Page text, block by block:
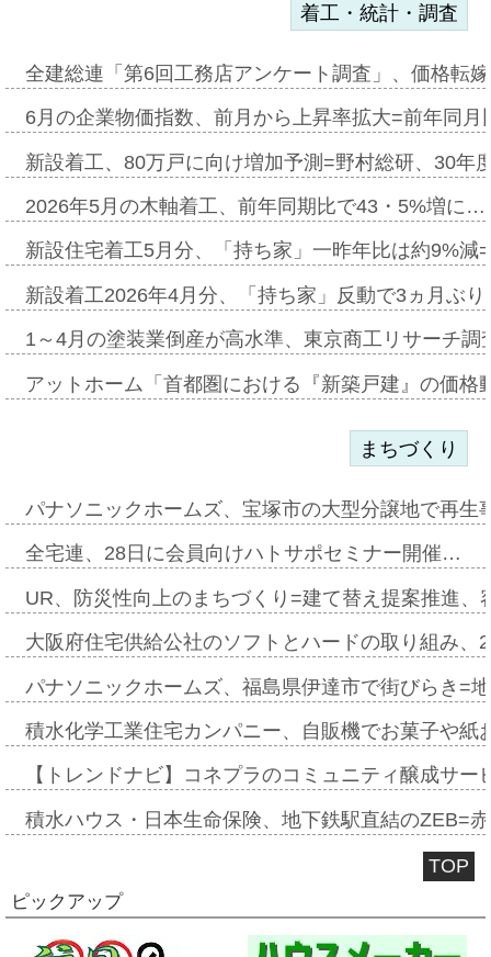
着工・統計・調査
全建総連「第6回工務店アンケート調査」、価格転
6月の企業物価指数、前月から上昇率拡大=前年同
新設着工、80万戸に向け増加予測=野村総研、30年
2026年5月の木軸着工、前年同期比で43・5%増に…
新設住宅着工5月分、「持ち家」一昨年比は約9%
新設着工2026年4月分、「持ち家」反動で3ヵ月ぶ
1～4月の塗装業倒産が高水準、東京商工リサーチ
アットホーム「首都圏における『新築戸建』の価
まちづくり
パナソニックホームズ、宝塚市の大型分譲地で再
全宅連、28日に会員向けハトサポセミナー開催…
UR、防災性向上のまちづくり=建て替え提案推進
大阪府住宅供給公社のソフトとハードの取り組み
パナソニックホームズ、福島県伊達市で街びらき=
積水化学工業住宅カンパニー、自販機でお菓子や
【トレンドナビ】コネプラのコミュニティ醸成サ
積水ハウス・日本生命保険、地下鉄駅直結のZEB=
TOP
ピックアップ